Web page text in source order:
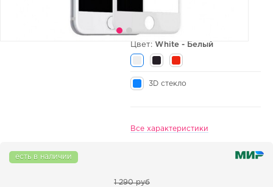
Цвет: White - Белый
3D стекло
Все характеристики
есть в наличии
1 290 руб